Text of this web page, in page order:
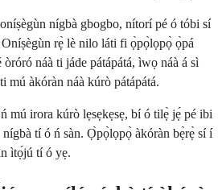
nígbà gbogbo, nítorí pé ó tóbi sí
rẹ̀ lè nilo láti fi ọ̀pọ̀lọpọ̀ ọ̀pá
náà ti jáde pátápátá, ìwọ náà á sì
mú àkóràn náà kúrò pátápátá.
mú irora kúrò lẹsẹkẹsẹ, bí ó tilẹ̀ jẹ́ pé ibi
tí ó ń sàn. Ọ̀pọ̀lọpọ̀ àkóràn bẹ̀rẹ̀ sí í
ìtọ́jú tí ó yẹ.